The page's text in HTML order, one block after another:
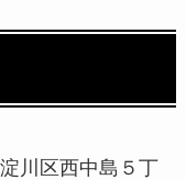
川区西中島５丁